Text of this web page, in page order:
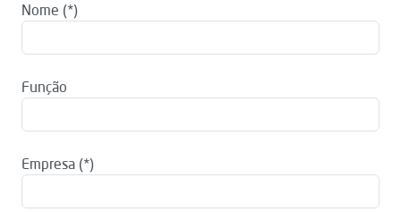
Nome
Função
Empresa